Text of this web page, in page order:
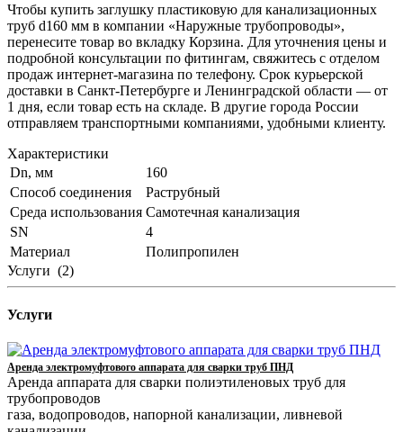
Чтобы купить заглушку пластиковую для канализационных
труб d160 мм в компании «Наружные трубопроводы»,
перенесите товар во вкладку Корзина. Для уточнения цены и
подробной консультации по фитингам, свяжитесь с отделом
продаж интернет-магазина по телефону. Срок курьерской
доставки в Санкт-Петербурге и Ленинградской области — от
1 дня, если товар есть на складе. В другие города России
отправляем транспортными компаниями, удобными клиенту.
Характеристики
Dn, мм
160
Способ соединения
Раструбный
Среда использования Самотечная канализация
SN
4
Материал
Полипропилен
Услуги (2)
Услуги
Аренда электромуфтового аппарата для сварки труб ПНД
Аренда аппарата для сварки полиэтиленовых труб для
трубопроводов
газа, водопроводов, напорной канализации, ливневой